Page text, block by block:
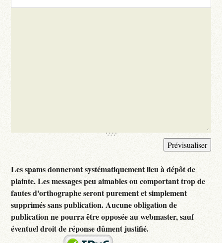
Les spams donneront systématiquement lieu à dépôt de
plainte. Les messages peu aimables ou comportant trop de
fautes d'orthographe seront purement et simplement
supprimés sans publication. Aucune obligation de
publication ne pourra être opposée au webmaster, sauf
éventuel droit de réponse dûment justifié.